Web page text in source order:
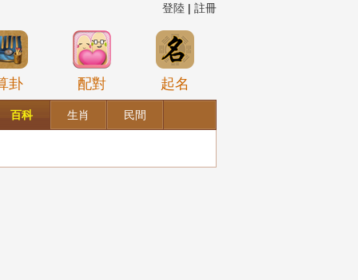
登陸 | 註冊
卦 配對 起名
百科 生肖 民間